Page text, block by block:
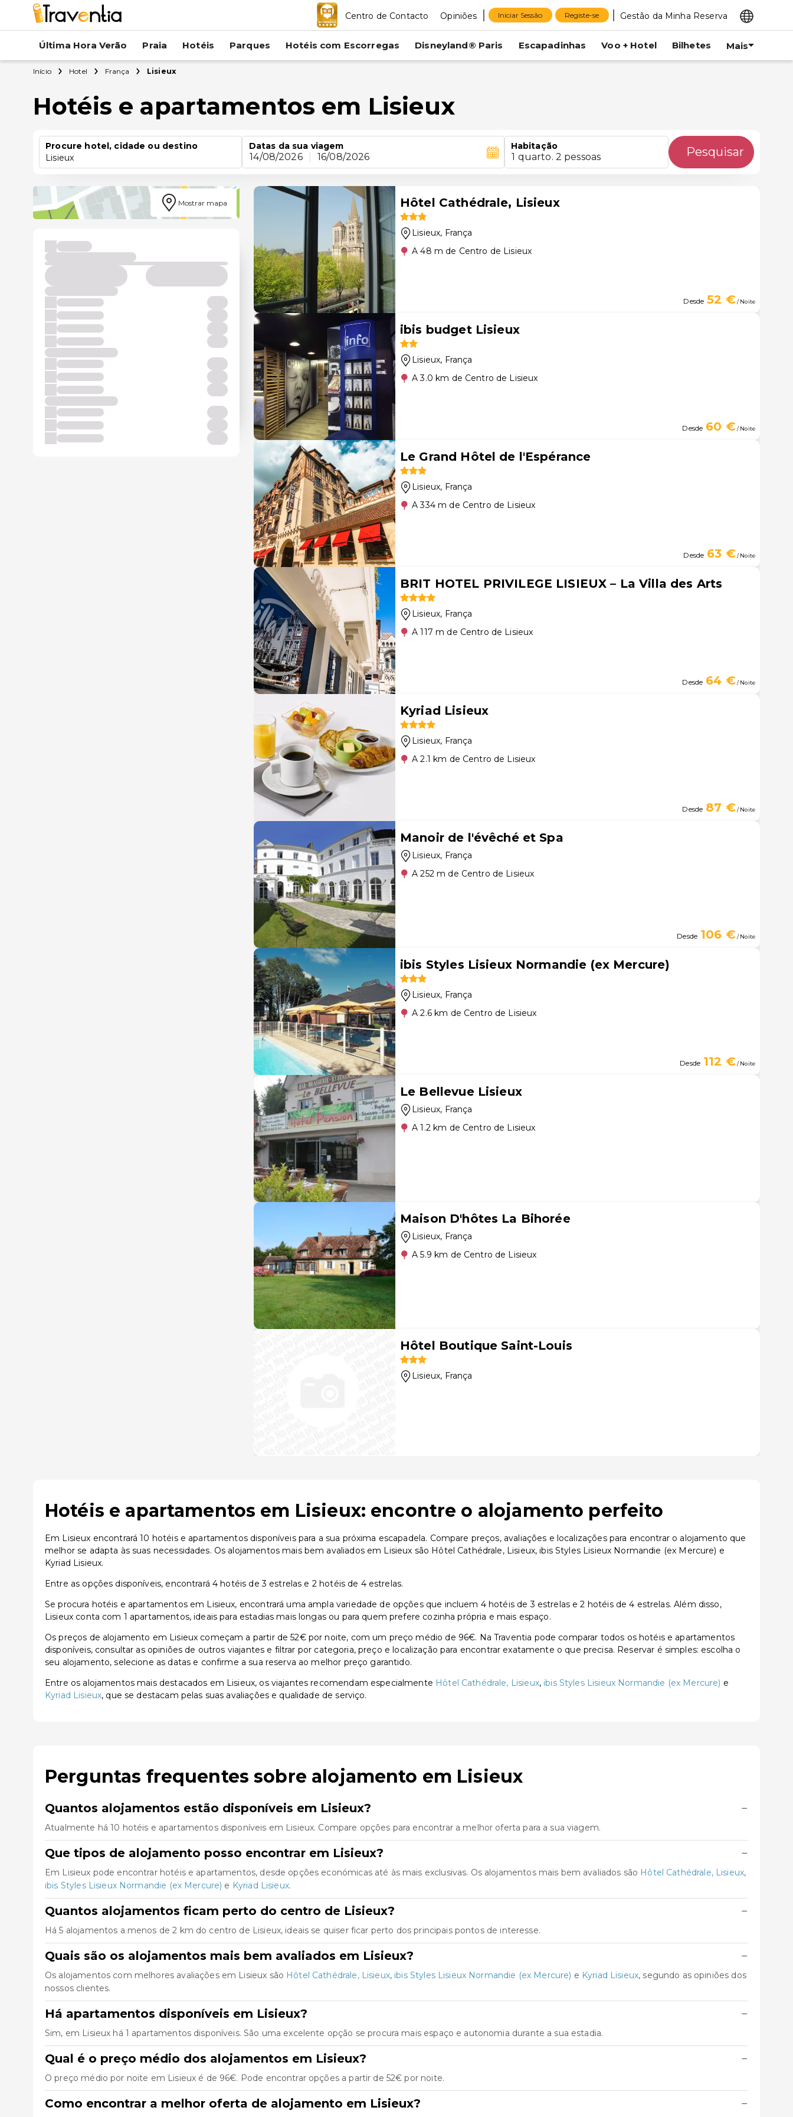
Centro de Contacto Opiniões Iniciar Sessão Registe-se Gestão da Minha Reserva
Última Hora Verão Praia Hotéis Parques Hotéis com Escorregas Disneyland® Paris Escapadinhas Voo + Hotel Bilhetes Mais
Início Hotel França Lisieux
Hotéis e apartamentos em Lisieux
Procure hotel, cidade ou destino
Lisieux
Datas da sua viagem
14/08/2026 16/08/2026
Habitação
1 quarto. 2 pessoas Pesquisar
Mostrar mapa Hôtel Cathédrale, Lisieux
Lisieux, França
A 48 m de Centro de Lisieux
Desde 52 €/ Noite
ibis budget Lisieux
Lisieux, França
A 3.0 km de Centro de Lisieux
Desde 60 €/ Noite
Le Grand Hôtel de l'Espérance
Lisieux, França
A 334 m de Centro de Lisieux
Desde 63 €/ Noite
BRIT HOTEL PRIVILEGE LISIEUX – La Villa des Arts
Lisieux, França
A 117 m de Centro de Lisieux
Desde 64 €/ Noite
Kyriad Lisieux
Lisieux, França
A 2.1 km de Centro de Lisieux
Desde 87 €/ Noite
Manoir de l'évêché et Spa
Lisieux, França
A 252 m de Centro de Lisieux
Desde 106 €/ Noite
ibis Styles Lisieux Normandie (ex Mercure)
Lisieux, França
A 2.6 km de Centro de Lisieux
Desde 112 €/ Noite
Le Bellevue Lisieux
Lisieux, França
A 1.2 km de Centro de Lisieux
Maison D'hôtes La Bihorée
Lisieux, França
A 5.9 km de Centro de Lisieux
Hôtel Boutique Saint-Louis
Lisieux, França
Hotéis e apartamentos em Lisieux: encontre o alojamento perfeito
Em Lisieux encontrará 10 hotéis e apartamentos disponíveis para a sua próxima escapadela. Compare preços, avaliações e localizações para encontrar o alojamento que
melhor se adapta às suas necessidades. Os alojamentos mais bem avaliados em Lisieux são Hôtel Cathédrale, Lisieux, ibis Styles Lisieux Normandie (ex Mercure) e
Kyriad Lisieux.
Entre as opções disponíveis, encontrará 4 hotéis de 3 estrelas e 2 hotéis de 4 estrelas.
Se procura hotéis e apartamentos em Lisieux, encontrará uma ampla variedade de opções que incluem 4 hotéis de 3 estrelas e 2 hotéis de 4 estrelas. Além disso,
Lisieux conta com 1 apartamentos, ideais para estadias mais longas ou para quem prefere cozinha própria e mais espaço.
Os preços de alojamento em Lisieux começam a partir de 52€ por noite, com um preço médio de 96€. Na Traventia pode comparar todos os hotéis e apartamentos
disponíveis, consultar as opiniões de outros viajantes e filtrar por categoria, preço e localização para encontrar exatamente o que precisa. Reservar é simples: escolha o
seu alojamento, selecione as datas e confirme a sua reserva ao melhor preço garantido.
Entre os alojamentos mais destacados em Lisieux, os viajantes recomendam especialmente Hôtel Cathédrale, Lisieux, ibis Styles Lisieux Normandie (ex Mercure) e
Kyriad Lisieux, que se destacam pelas suas avaliações e qualidade de serviço.
Perguntas frequentes sobre alojamento em Lisieux
Quantos alojamentos estão disponíveis em Lisieux? −
Atualmente há 10 hotéis e apartamentos disponíveis em Lisieux. Compare opções para encontrar a melhor oferta para a sua viagem.
Que tipos de alojamento posso encontrar em Lisieux? −
Em Lisieux pode encontrar hotéis e apartamentos, desde opções económicas até às mais exclusivas. Os alojamentos mais bem avaliados são Hôtel Cathédrale, Lisieux,
ibis Styles Lisieux Normandie (ex Mercure) e Kyriad Lisieux.
Quantos alojamentos ficam perto do centro de Lisieux? −
Há 5 alojamentos a menos de 2 km do centro de Lisieux, ideais se quiser ficar perto dos principais pontos de interesse.
Quais são os alojamentos mais bem avaliados em Lisieux? −
Os alojamentos com melhores avaliações em Lisieux são Hôtel Cathédrale, Lisieux, ibis Styles Lisieux Normandie (ex Mercure) e Kyriad Lisieux, segundo as opiniões dos
nossos clientes.
Há apartamentos disponíveis em Lisieux? −
Sim, em Lisieux há 1 apartamentos disponíveis. São uma excelente opção se procura mais espaço e autonomia durante a sua estadia.
Qual é o preço médio dos alojamentos em Lisieux? −
O preço médio por noite em Lisieux é de 96€. Pode encontrar opções a partir de 52€ por noite.
Como encontrar a melhor oferta de alojamento em Lisieux? −